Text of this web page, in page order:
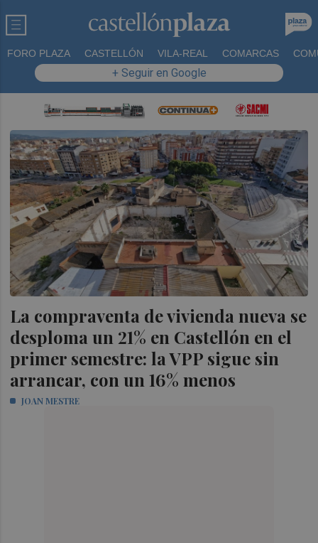
FORO PLAZA CASTELLÓN VILA-REAL COMARCAS
+ Seguir en Google
La compraventa de vivienda nueva se
desploma un 21% en Castellón en el
primer semestre: la VPP sigue sin
arrancar, con un 16% menos
JOAN MESTRE